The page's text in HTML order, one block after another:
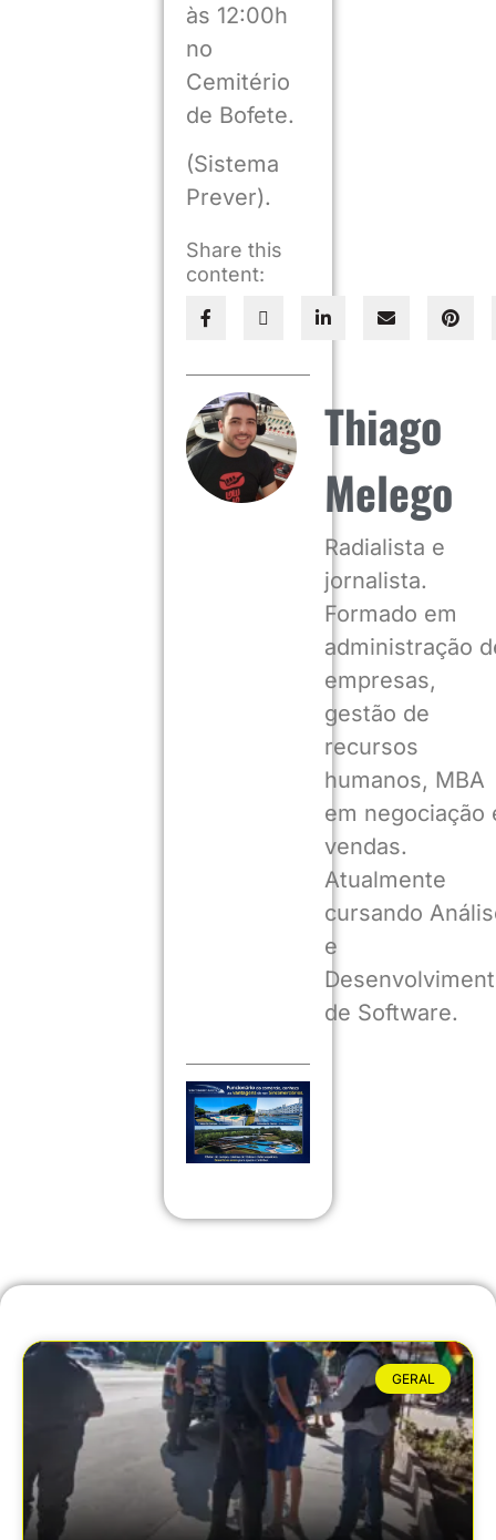
às 12:00h
no
Cemitério
de Bofete.
(Sistema
Prever).
Share this
content:
Thiago
Melego
Radialista e
jornalista.
Formado em
administração
empresas,
gestão de
recursos
humanos, MBA
em negociação
vendas.
Atualmente
cursando
e
de Software.
GERAL